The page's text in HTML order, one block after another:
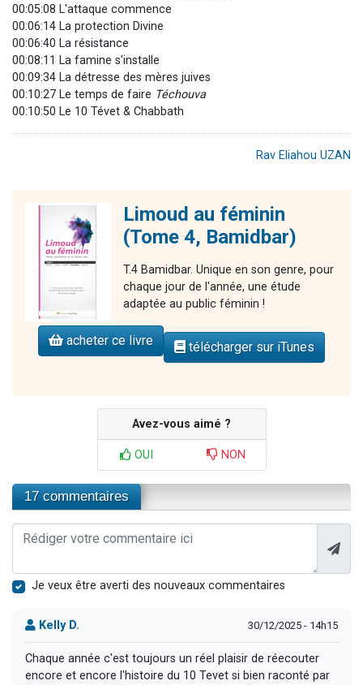
00:05:08 L'attaque commence
00:06:14 La protection Divine
00:06:40 La résistance
00:08:11 La famine s'installe
00:09:34 La détresse des mères juives
00:10:27 Le temps de faire Téchouva
00:10:50 Le 10 Tévet & Chabbath
Rav Eliahou UZAN
Limoud au féminin
(Tome 4, Bamidbar)
T.4 Bamidbar. Unique en son genre, pour
chaque jour de l'année, une étude
adaptée au public féminin !
acheter ce livre télécharger sur iTunes
Avez-vous aimé ?
OUI NON
17 commentaires
Je veux être averti des nouveaux commentaires
Kelly D. 30/12/2025 - 14h15
Chaque année c'est toujours un réel plaisir de réecouter
encore et encore l'histoire du 10 Tevet si bien raconté par